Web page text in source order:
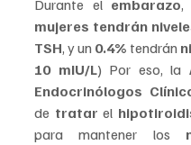
Durante el embarazo,
mujeres tendrán
TSH, y un 0.4% tendrán
10 mIU/L) Por eso, la
Endocrinólogos
de tratar el
para mantener los